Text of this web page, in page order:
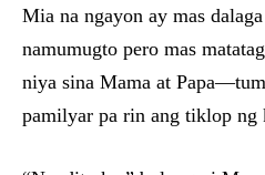
Mia na ngayon ay mas
namumugto pero mas
niya sina Mama at
pamilyar pa rin ang tiklop